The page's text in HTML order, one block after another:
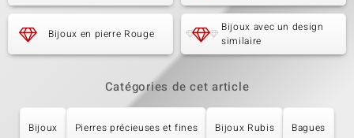
Bijoux en pierre Rouge
Bijoux avec un design
similaire
Catégories de cet article
Bijoux Pierres précieuses et fines Bijoux Rubis Bagues